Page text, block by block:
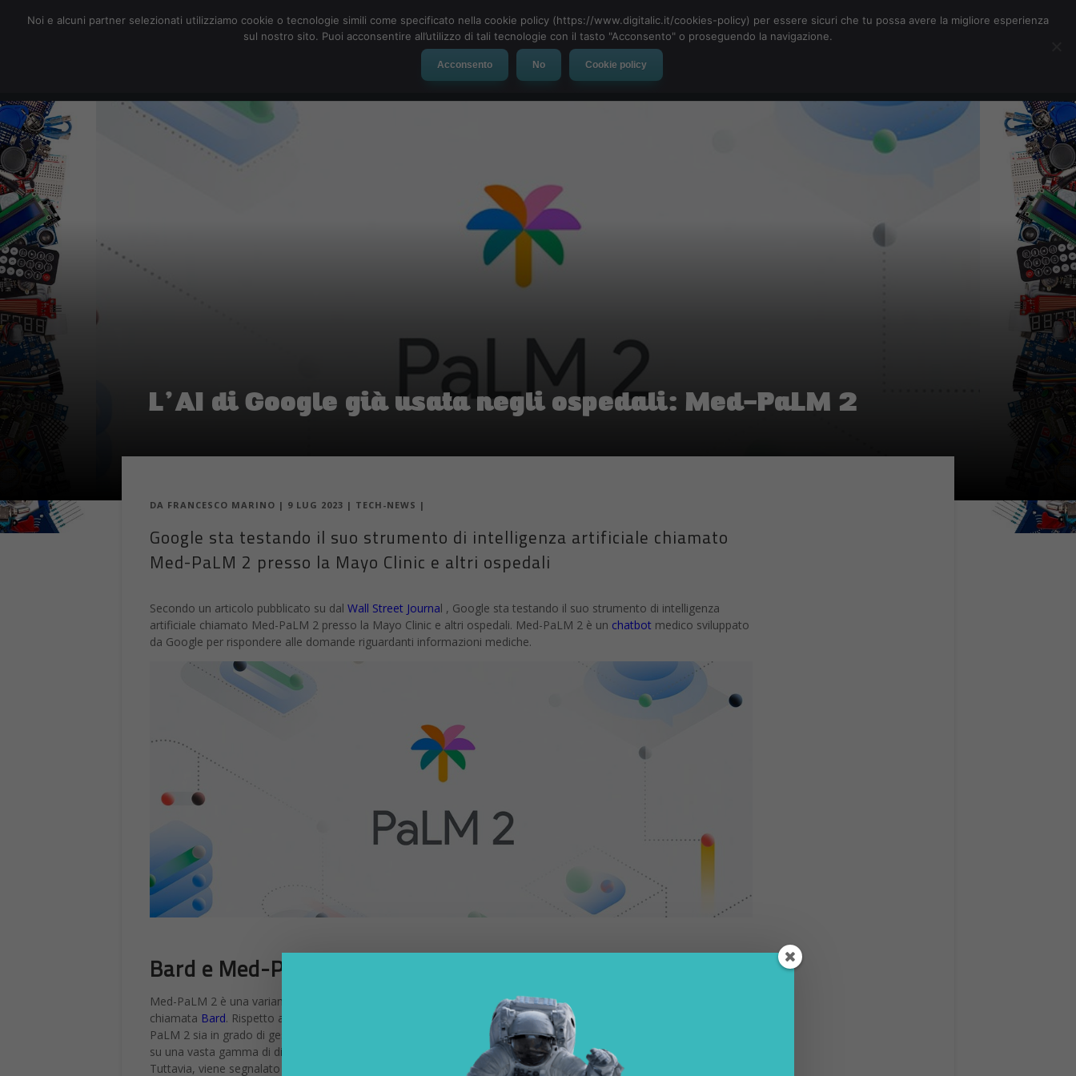
Social Network App Automotive Tech-News
L’AI di Google già usata negli ospedali: Med-PaLM 2
DA FRANCESCO MARINO | 9 LUG 2023 | TECH-NEWS |
Google sta testando il suo strumento di intelligenza artificiale chiamato
Med-PaLM 2 presso la Mayo Clinic e altri ospedali
Secondo un articolo pubblicato su dal Wall Street Journal , Google sta testando il suo strumento di intelligenza
artificiale chiamato Med-PaLM 2 presso la Mayo Clinic e altri ospedali. Med-PaLM 2 è un chatbot medico sviluppato
da Google per rispondere alle domande riguardanti informazioni mediche.
Bard e Med-PaLM 2
Med-PaLM 2 è una variante di PaLM 2, il modello di linguaggio che alimenta l’intelligenza artificiale di Google
chiamata Bard. Rispetto ad altri chatbot più generalizzati come Bard, Bing e ChatGPT, Google ritiene che Med-
PaLM 2 sia in grado di gestire conversazioni riguardanti la salute in modo più accurato grazie al suo addestramento
su una vasta gamma di dimostrazioni di esperti medici.
Tuttavia, viene segnalato che Med-PaLM 2 soffre ancora di alcuni problemi di accuratezza, come già riscontrato in
Noi e alcuni partner selezionati utilizziamo cookie o tecnologie simili come specificato nella cookie policy (https://www.digitalic.it/cookies-policy) per essere sicuri che tu possa avere la migliore esperienza
sul nostro sito. Puoi acconsentire all’utilizzo di tali tecnologie con il tasto "Acconsento" o proseguendo la navigazione.
Acconsento No Cookie policy